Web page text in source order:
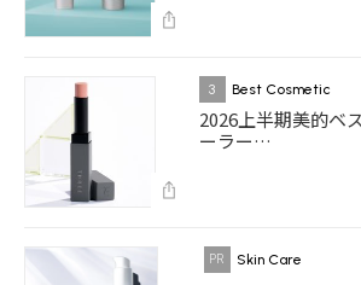
3 Best Cosmetic
2026上半期美的ベ
ーラー…
Skin Care